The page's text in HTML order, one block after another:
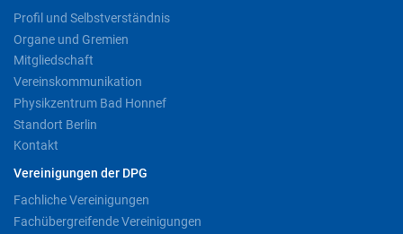
Profil und Selbstverständnis
Organe und Gremien
Mitgliedschaft
Vereinskommunikation
Physikzentrum Bad Honnef
Standort Berlin
Kontakt
Vereinigungen der DPG
Fachliche Vereinigungen
Fachübergreifende Vereinigungen